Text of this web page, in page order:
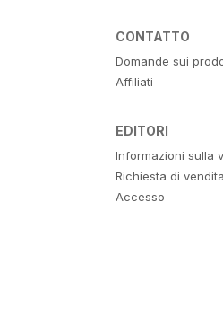
CONTATTO
Domande sui
Affiliati
EDITORI
Informazioni sulla
Richiesta di vendita
Accesso